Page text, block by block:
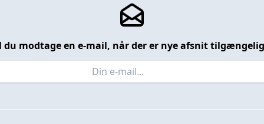
du modtage en e-mail, når der er nye afsnit